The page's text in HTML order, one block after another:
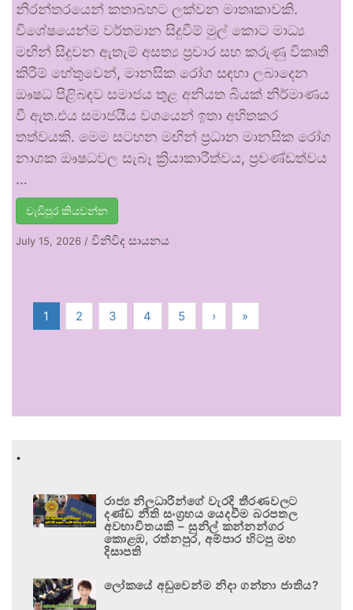
නිරන්තරයෙන් කතාබහට ලක්වන මාතෘකාවකි.
විශේෂයෙන්ම වර්තමාන සිදුවීම් මුල් කොට මාධ්‍ය
මඟින් සිදුවන ඇතැම් අසත්‍ය ප්‍රචාර සහ කරුණු විකෘති
කිරීම් හේතුවෙන්, මානසික රෝග සඳහා ලබාදෙන
ඖෂධ පිළිබඳව සමාජය තුළ අනියත බියක් නිර්මාණය
වී ඇත.එය සමාජයීය වශයෙන් ඉතා අහිතකර
තත්වයකි. මෙම සටහන මඟින් ප්‍රධාන මානසික රෝග
නාශක ඖෂධවල සැබෑ ක්‍රියාකාරීත්වය, ප්‍රචණ්ඩත්වය
…
වැඩිපුර කියවන්න
July 15, 2026 / විනිවිද සායනය
1 2 3 4 5 › »
.
රාජ්‍ය නිලධාරීන්ගේ වැරදි තීරණවලට
දණ්ඩ නීති සංග්‍රහය යෙදවීම බරපතල
අවභාවිතයකි – සුනිල් කන්නන්ගර
කොළඹ, රත්නපුර, අම්පාර හිටපු මහ
දිසාපති
ලෝකයේ අඩුවෙන්ම නිදා ගන්නා ජාතිය?